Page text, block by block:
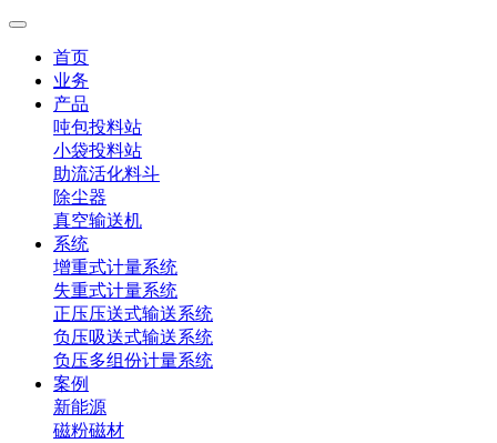
首页
业务
产品
吨包投料站
小袋投料站
助流活化料斗
除尘器
真空输送机
系统
增重式计量系统
失重式计量系统
正压压送式输送系统
负压吸送式输送系统
负压多组份计量系统
案例
新能源
磁粉磁材